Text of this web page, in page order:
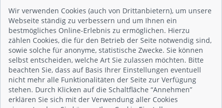
Blog
Häufig gestellte Fragen (FAQ)
Studie: Digitalisierungsbarometer
Initiative gegen Fake-Bewertungen
Kunden Informationen
Beratungsgespräch vereinbaren
Impressum
Datenschutz
Wir verwenden Cookies (auch von Drittanbietern), um unsere
Webseite ständig zu verbessern und um Ihnen ein
bestmögliches Online-Erlebnis zu ermöglichen. Hierzu
zählen Cookies, die für den Betrieb der Seite notwendig sind,
sowie solche für anonyme, statistische Zwecke. Sie können
selbst entscheiden, welche Art Sie zulassen möchten. Bitte
beachten Sie, dass auf Basis Ihrer Einstellungen eventuell
nicht mehr alle Funktionalitäten der Seite zur Verfügung
stehen. Durch Klicken auf die Schaltfläche “Annehmen”
erklären Sie sich mit der Verwendung aller Cookies